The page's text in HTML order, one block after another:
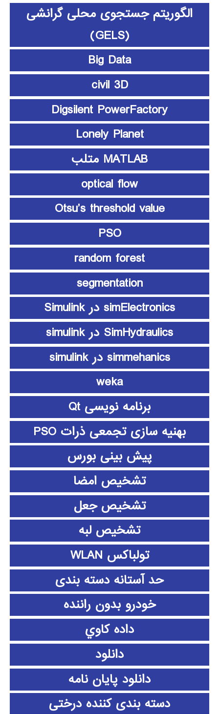
الگوریتم جستجوی محلی گرانشی
(GELS)
Big Data
civil 3D
Digsilent PowerFactory
Lonely Planet
MATLAB متلب
optical flow
Otsu’s threshold value
PSO
random forest
segmentation
simElectronics در Simulink
SimHydraulics در simulink
simmehanics در simulink
weka
برنامه نویسی Qt
بهنیه سازی تجمعی ذرات PSO
پیش بینی بورس
تشخیص امضا
تشخیص جعل
تشخیص لبه
تولباکس WLAN
حد آستانه دسته بندی
خودرو بدون راننده
داده كاوي
دانلود
دانلود پايان نامه
دسته بندی کننده درختی